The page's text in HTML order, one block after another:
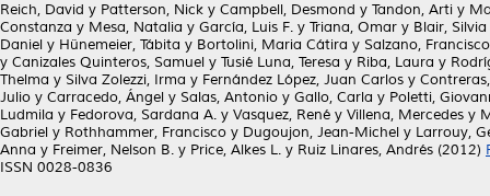
Reich, David y Patterson, Nick y Campbell, Desmond y Tandon, Arti y
Constanza y Mesa, Natalia y García, Luis F. y Triana, Omar y Blair, Silvia
Daniel y Hünemeier, Tábita y Bortolini, Maria Cátira y Salzano,
y Canizales Quinteros, Samuel y Tusié Luna, Teresa y Riba, Laura y
Thelma y Silva Zolezzi, Irma y Fernández López, Juan Carlos y
Julio y Carracedo, Ángel y Salas, Antonio y Gallo, Carla y Poletti,
Ludmila y Fedorova, Sardana A. y Vasquez, René y Villena, Mercedes y
Gabriel y Rothhammer, Francisco y Dugoujon, Jean-Michel y Larrouy,
Anna y Freimer, Nelson B. y Price, Alkes L. y Ruiz Linares, Andrés (2012)
ISSN 0028-0836